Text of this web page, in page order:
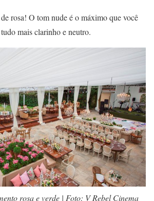
rosa! O tom nude é o máximo que você
mais clarinho e neutro.
rosa e verde | Foto: V Rebel Cinema